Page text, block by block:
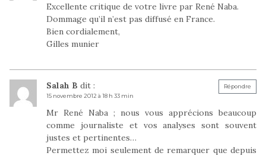
Excellente critique de votre livre par René Naba.
Dommage qu’il n’est pas diffusé en France.
Bien cordialement,
Gilles munier
Salah B dit :
15 novembre 2012 à 18 h 33 min
Mr René Naba ; nous vous apprécions beaucoup
comme journaliste et vos analyses sont souvent
justes et pertinentes…
Permettez moi seulement de remarquer que depuis
Répondre